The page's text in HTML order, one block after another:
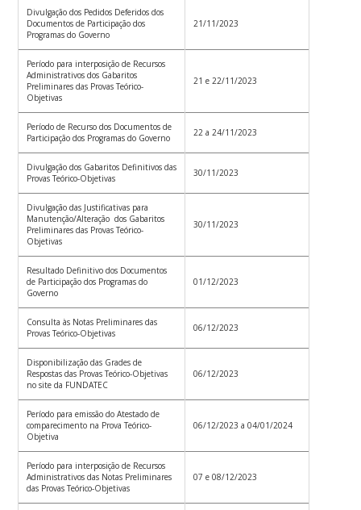
Divulgação dos Pedidos Deferidos dos
Documentos de Participação dos
Programas do Governo
21/11/2023
Período para interposição de Recursos
Administrativos dos Gabaritos
Preliminares das Provas Teórico-
Objetivas
21 e 22/11/2023
Período de Recurso dos Documentos de
Participação dos Programas do Governo
22 a 24/11/2023
Divulgação dos Gabaritos Definitivos das
Provas Teórico-Objetivas
30/11/2023
Divulgação das Justificativas para
Manutenção/Alteração dos Gabaritos
Preliminares das Provas Teórico-
Objetivas
30/11/2023
Resultado Definitivo dos Documentos
de Participação dos Programas do
Governo
01/12/2023
Consulta às Notas Preliminares das
Provas Teórico-Objetivas
06/12/2023
Disponibilização das Grades de
Respostas das Provas Teórico-Objetivas
no site da FUNDATEC
06/12/2023
Período para emissão do Atestado de
comparecimento na Prova Teórico-
Objetiva
06/12/2023 a 04/01/2024
Período para interposição de Recursos
Administrativos das Notas Preliminares
das Provas Teórico-Objetivas
07 e 08/12/2023